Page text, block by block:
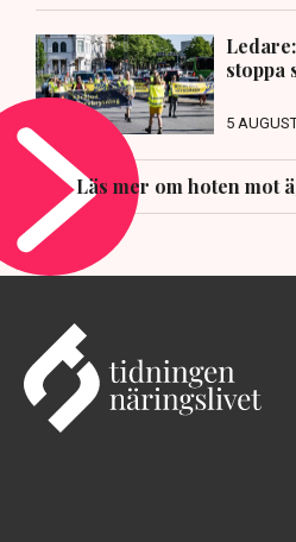
stoppa
5
Läs mer om hoten mot